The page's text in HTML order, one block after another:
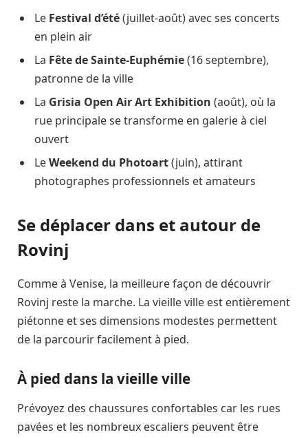
Le Festival d’été(juillet-août) avec ses concerts
en plein air
La Fête de Sainte-Euphémie(16 septembre),
patronne de la ville
La Grisia Open Air Art Exhibition (août), où la
rue principale se transforme en galerie à ciel
ouvert
LeWeekend du Photoart(juin), attirant
photographes professionnels et amateurs
Se déplacer dans et autour de
Rovinj
Comme à Venise, la meilleure façon de découvrir
Rovinj reste la marche. La vieille ville est entièrement
piétonne et ses dimensions modestes permettent
de la parcourir facilement à pied.
À pied dans la vieille ville
Prévoyez des chaussures confortables car les rues
pavées et les nombreux escaliers peuvent être